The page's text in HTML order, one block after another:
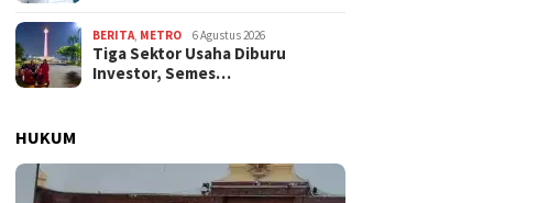
BERITA, METRO 6 Agustus 2026
Tiga Sektor Usaha Diburu
Investor, Semes…
HUKUM